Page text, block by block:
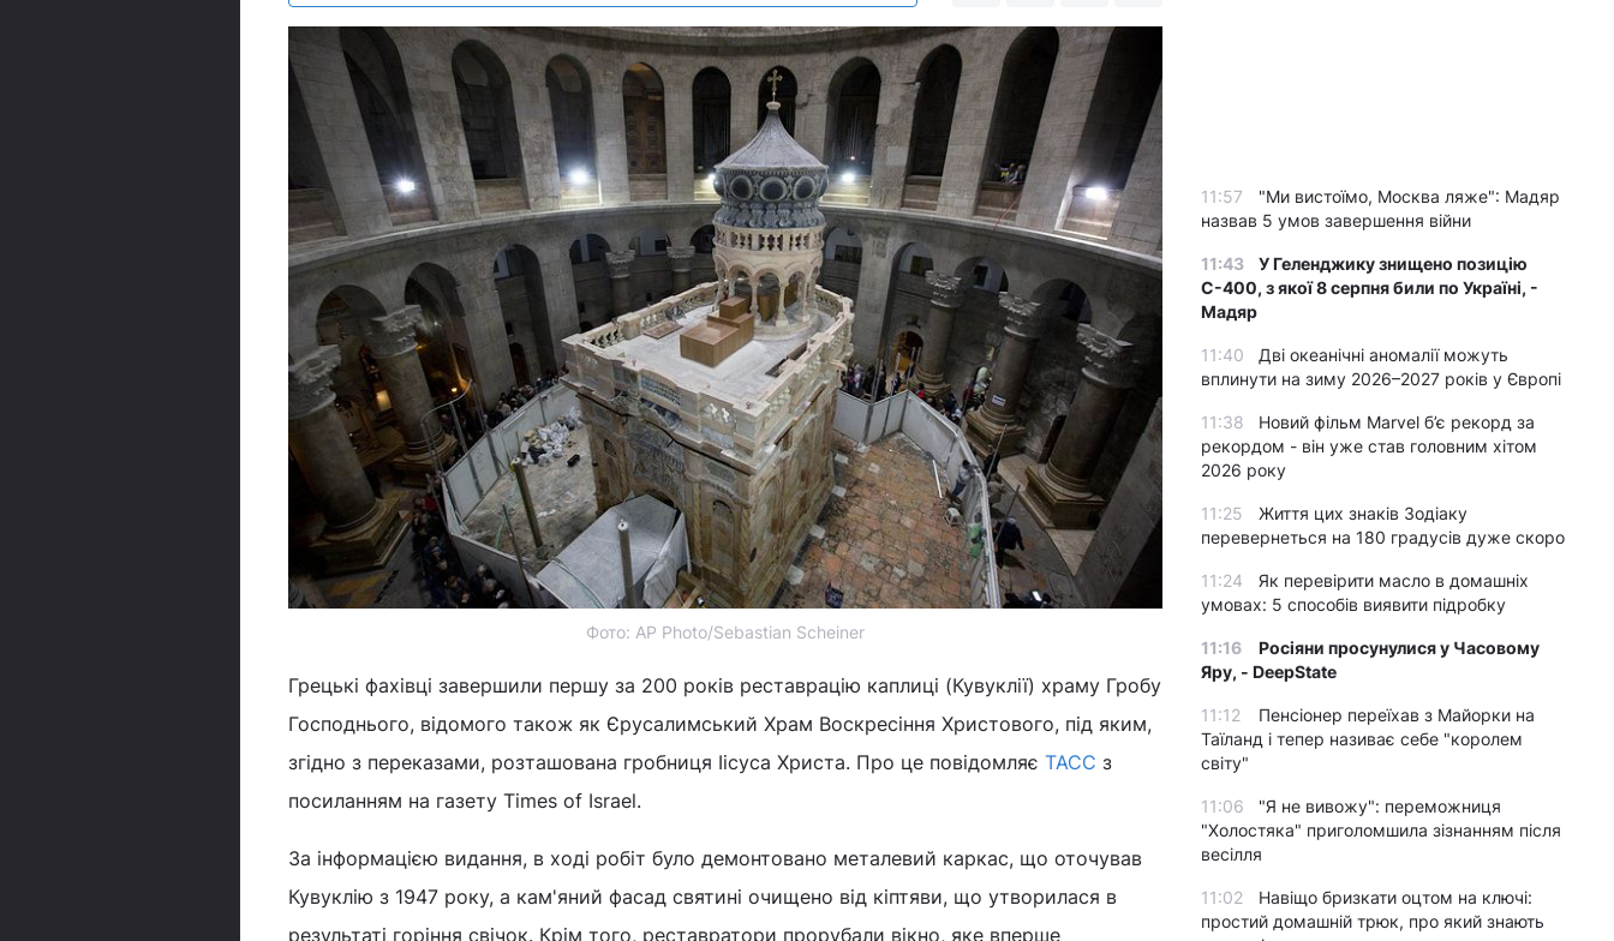
Фото: AP Photo/Sebastian Scheiner
Грецькі фахівці завершили першу за 200 років реставрацію каплиці (Кувуклії) храму Гробу
Господнього, відомого також як Єрусалимський Храм Воскресіння Христового, під яким,
згідно з переказами, розташована гробниця Іісуса Христа. Про це повідомляє ТАСС з
посиланням на газету Times of Israel.
За інформацією видання, в ході робіт було демонтовано металевий каркас, що оточував
Кувуклію з 1947 року, а кам'яний фасад святині очищено від кіптяви, що утворилася в
результаті горіння свічок. Крім того, реставратори прорубали вікно, яке вперше
11:57
"Ми вистоїмо, Москва ляже": Мадяр
назвав 5 умов завершення війни
11:43
У Геленджику знищено позицію
С-400, з якої 8 серпня били по Україні, -
Мадяр
11:40
Дві океанічні аномалії можуть
вплинути на зиму 2026–2027 років у Європі
11:38
Новий фільм Marvel б’є рекорд за
рекордом - він уже став головним хітом
2026 року
11:25
Життя цих знаків Зодіаку
перевернеться на 180 градусів дуже скоро
11:24
Як перевірити масло в домашніх
умовах: 5 способів виявити підробку
11:16
Росіяни просунулися у Часовому
Яру, - DeepState
11:12
Пенсіонер переїхав з Майорки на
Таїланд і тепер називає себе "королем
світу"
11:06
"Я не вивожу": переможниця
"Холостяка" приголомшила зізнанням після
весілля
11:02
Навіщо бризкати оцтом на ключі:
простий домашній трюк, про який знають